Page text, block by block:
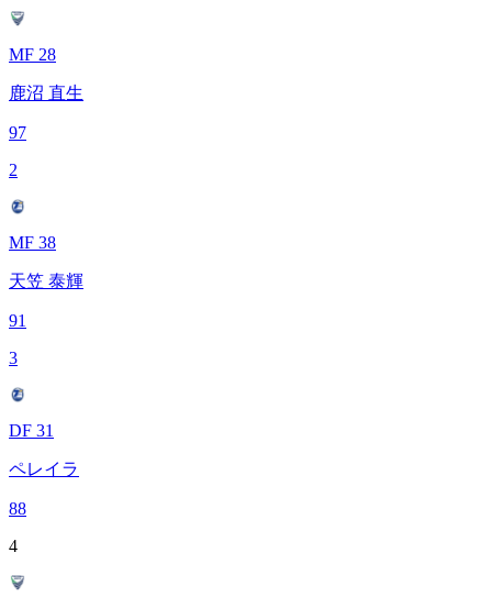
MF 28
鹿沼 直生
97
2
MF 38
天笠 泰輝
91
3
DF 31
ペレイラ
88
4